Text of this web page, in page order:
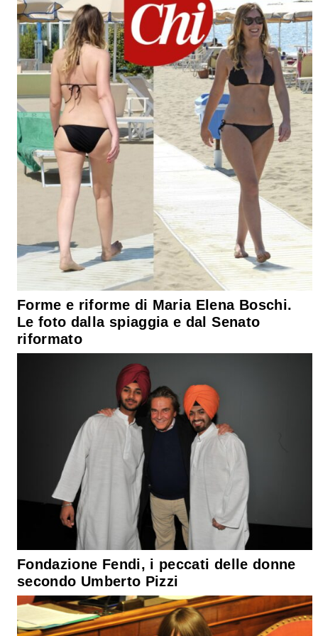
Forme e riforme di Maria Elena Boschi.
Le foto dalla spiaggia e dal Senato
riformato
Fondazione Fendi, i peccati delle donne
secondo Umberto Pizzi